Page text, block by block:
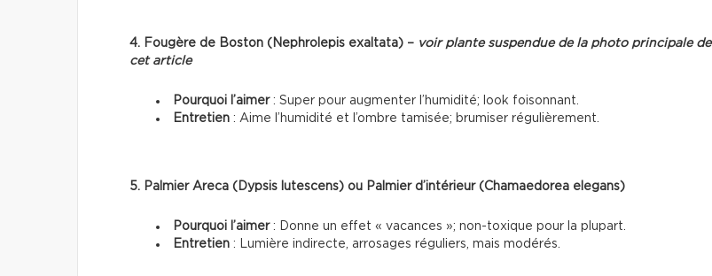
4. Fougère de Boston (Nephrolepis exaltata) – voir plante suspendue de la photo principale de
cet article
Pourquoi l’aimer: Super pour augmenter l’humidité; look foisonnant.
Entretien : Aime l’humidité et l’ombre tamisée; brumiser régulièrement.
5. Palmier Areca (Dypsis lutescens) ou Palmier d’intérieur (Chamaedorea elegans)
Pourquoi l’aimer: Donne un effet « vacances »; non-toxique pour la plupart.
Entretien : Lumière indirecte, arrosages réguliers, mais modérés.